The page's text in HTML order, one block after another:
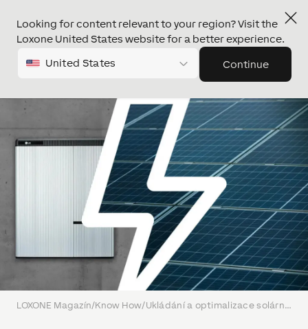
Looking for content relevant to your region? Visit the
Loxone United States website for a better experience.
United States Continue
LOXONE Magazín/Know How/ Ukládání a optimalizace solární energie